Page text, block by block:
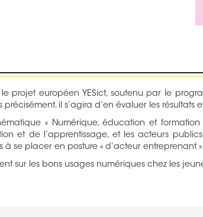
projet européen YESict, soutenu par le
il s’agira d’en évaluer les résultats
« Numérique, éducation et
et de l’apprentissage, et les acteurs
se placer en posture « d’acteur entreprenant ».
sur les bons usages numériques chez les